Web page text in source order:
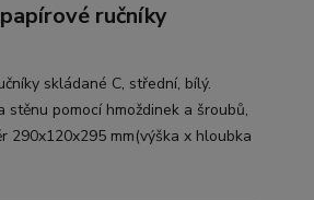
ručníky
skládané C, střední, bílý.
pomocí hmoždinek a šroubů,
290x120x295 mm(výška x hloubka